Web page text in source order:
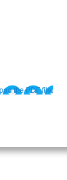
the PDF file.